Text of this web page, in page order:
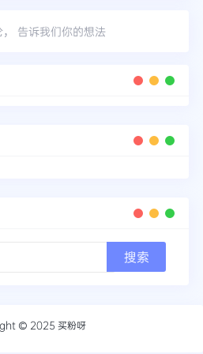
， 告诉我们你的想法
© 2025 买粉呀